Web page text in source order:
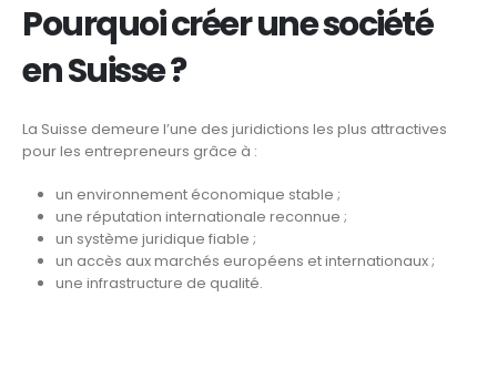
Pourquoi créer une société
en Suisse ?
La Suisse demeure l’une des juridictions les plus attractives
pour les entrepreneurs grâce à :
un environnement économique stable ;
une réputation internationale reconnue ;
un système juridique fiable ;
un accès aux marchés européens et internationaux ;
une infrastructure de qualité.